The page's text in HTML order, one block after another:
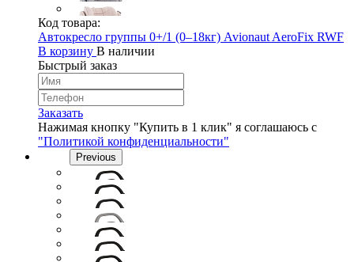
Код товара:
Автокресло группы 0+/1 (0–18кг) Avionaut AeroFix RWF
В корзину В наличии
Быстрый заказ
Заказать
Нажимая кнопку "Купить в 1 клик" я соглашаюсь с
"Политикой конфиденциальности"
Previous